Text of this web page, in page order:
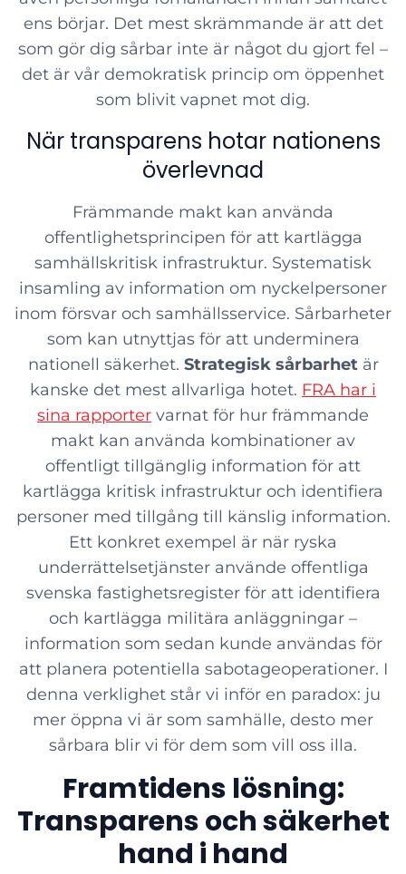
ens börjar. Det mest skrämmande är att det
som gör dig sårbar inte är något du gjort fel –
det är vår demokratisk princip om öppenhet
som blivit vapnet mot dig.
När transparens hotar nationens
överlevnad
Främmande makt kan använda
offentlighetsprincipen för att kartlägga
samhällskritisk infrastruktur. Systematisk
insamling av information om nyckelpersoner
inom försvar och samhällsservice. Sårbarheter
som kan utnyttjas för att underminera
nationell säkerhet. Strategisk sårbarhetär
kanske det mest allvarliga hotet. FRA har i
sina rapporter varnat för hur främmande
makt kan använda kombinationer av
offentligt tillgänglig information för att
kartlägga kritisk infrastruktur och identifiera
personer med tillgång till känslig information.
Ett konkret exempel är när ryska
underrättelsetjänster använde offentliga
svenska fastighetsregister för att identifiera
och kartlägga militära anläggningar –
information som sedan kunde användas för
att planera potentiella sabotageoperationer. I
denna verklighet står vi inför en paradox: ju
mer öppna vi är som samhälle, desto mer
sårbara blir vi för dem som vill oss illa.
Framtidens lösning:
Transparens och säkerhet
hand i hand